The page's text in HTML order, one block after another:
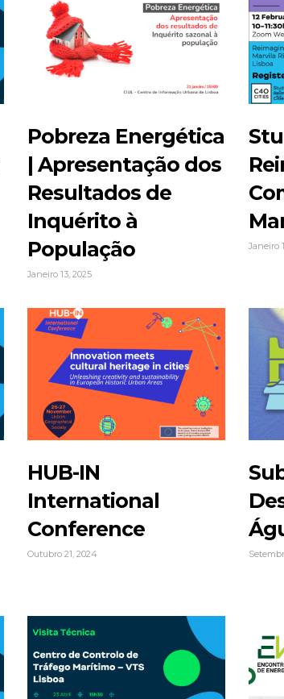
Pobreza Energética
| Apresentação dos
Resultados de
Inquérito à
População
Janeiro 13, 2025
Janeiro
HUB-IN
International
Conference
Outubro 21, 2024